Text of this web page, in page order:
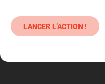
LANCER L’ACTION !